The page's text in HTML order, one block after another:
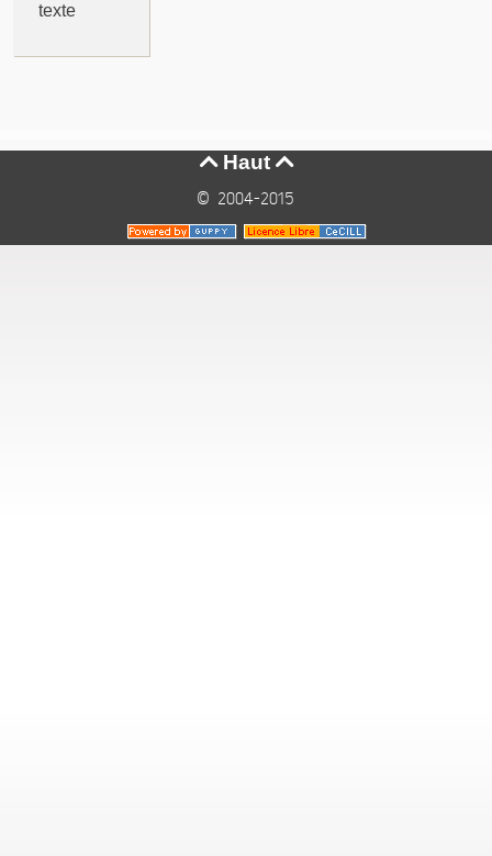
texte
Haut 
© 2004-2015